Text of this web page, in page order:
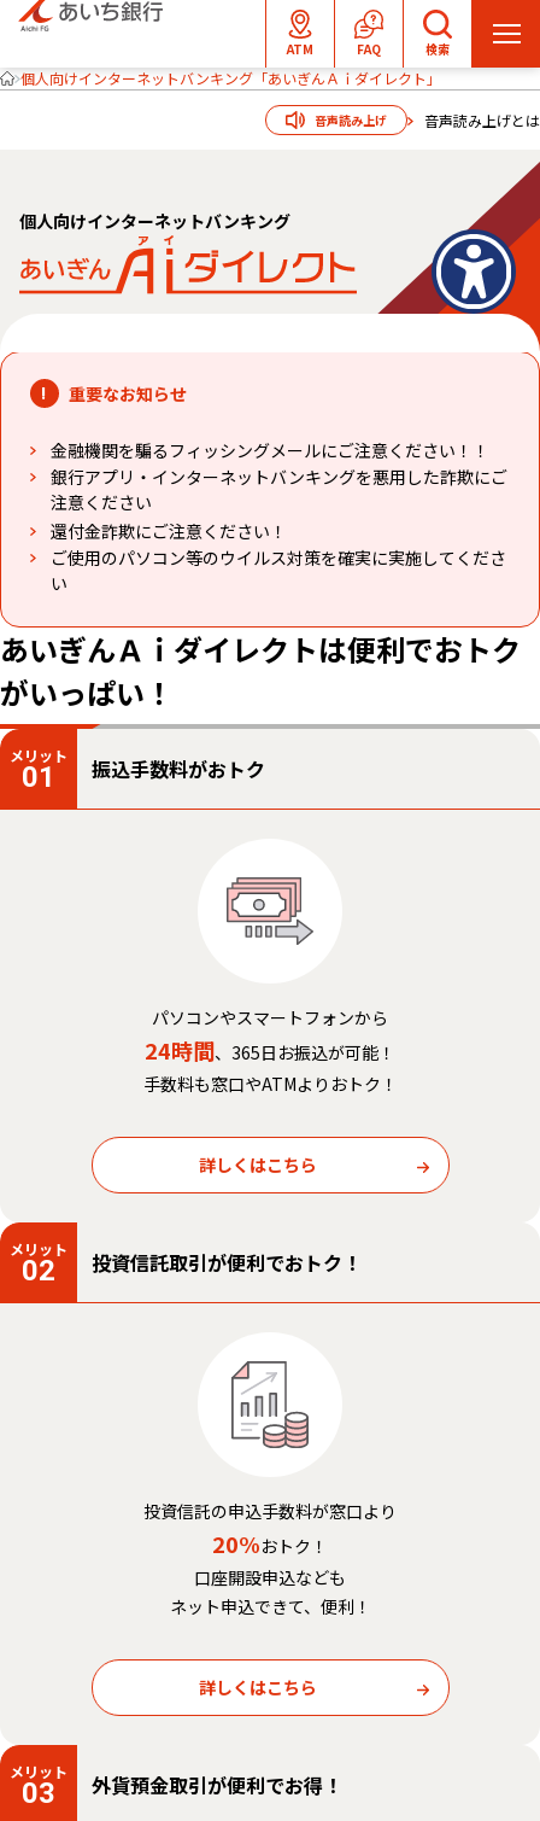
ATM FAQ 検索
メ
ニ
ー
開
個人向けインターネットバンキング「あいぎんＡｉダイレクト」
音声読み上げ 音声読み上げとは
個人向けインターネットバンキング
重要なお知らせ
金融機関を騙るフィッシングメールにご注意ください！！
銀行アプリ・インターネットバンキングを悪用した詐欺にご
注意ください
還付金詐欺にご注意ください！
ご使用のパソコン等のウイルス対策を確実に実施してくださ
い
あいぎんＡｉダイレクトは便利でおトク
がいっぱい！
メリット
01 振込手数料がおトク
パソコンやスマートフォンから
24時間、365日お振込が可能！
手数料も窓口やATMよりおトク！
詳しくはこちら
メリット
02 投資信託取引が便利でおトク！
投資信託の申込手数料が窓口より
20%おトク！
口座開設申込なども
ネット申込できて、便利！
詳しくはこちら
メリット
03 外貨預金取引が便利でお得！